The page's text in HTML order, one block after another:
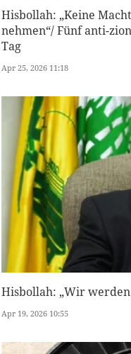
Hisbollah: „Keine
nehmen“/ Fünf anti-
Tag
Apr 25, 2026 11:18
Hisbollah: „Wir
Apr 19, 2026 10:55